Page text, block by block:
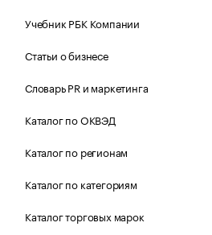
Учебник РБК Компании
Статьи о бизнесе
Словарь PR и маркетинга
Каталог по ОКВЭД
Каталог по регионам
Каталог по категориям
Каталог торговых марок